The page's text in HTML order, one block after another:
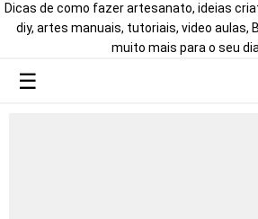
Dicas de como fazer artesanato, ideias
diy, artes manuais, tutoriais, video aulas,
muito mais para o seu dia